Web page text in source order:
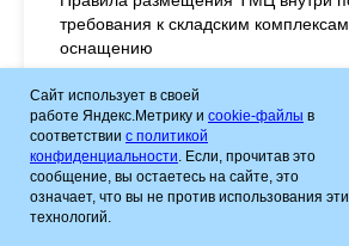
требования к складским
оснащению
Сайт использует в своей
работе Яндекс.Метрику и cookie-файлы в
соответствии с политикой
конфиденциальности. Если, прочитав это
сообщение, вы остаетесь на сайте, это
означает, что вы не против использования
технологий.
Напишите нам